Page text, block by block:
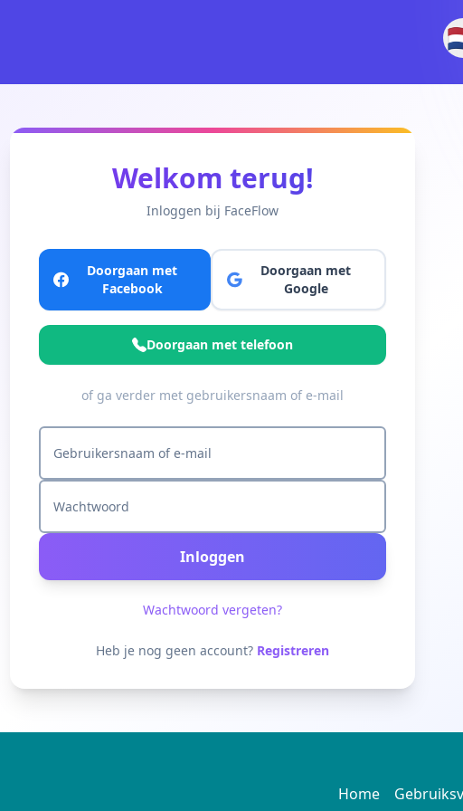
Welkom terug!
Inloggen bij FaceFlow
Doorgaan met
Facebook
Doorgaan met
Google
Doorgaan met telefoon
of ga verder met gebruikersnaam of e-mail
Gebruikersnaam of e-mail
Wachtwoord
Inloggen
Wachtwoord vergeten?
Heb je nog geen account? Registreren
Home